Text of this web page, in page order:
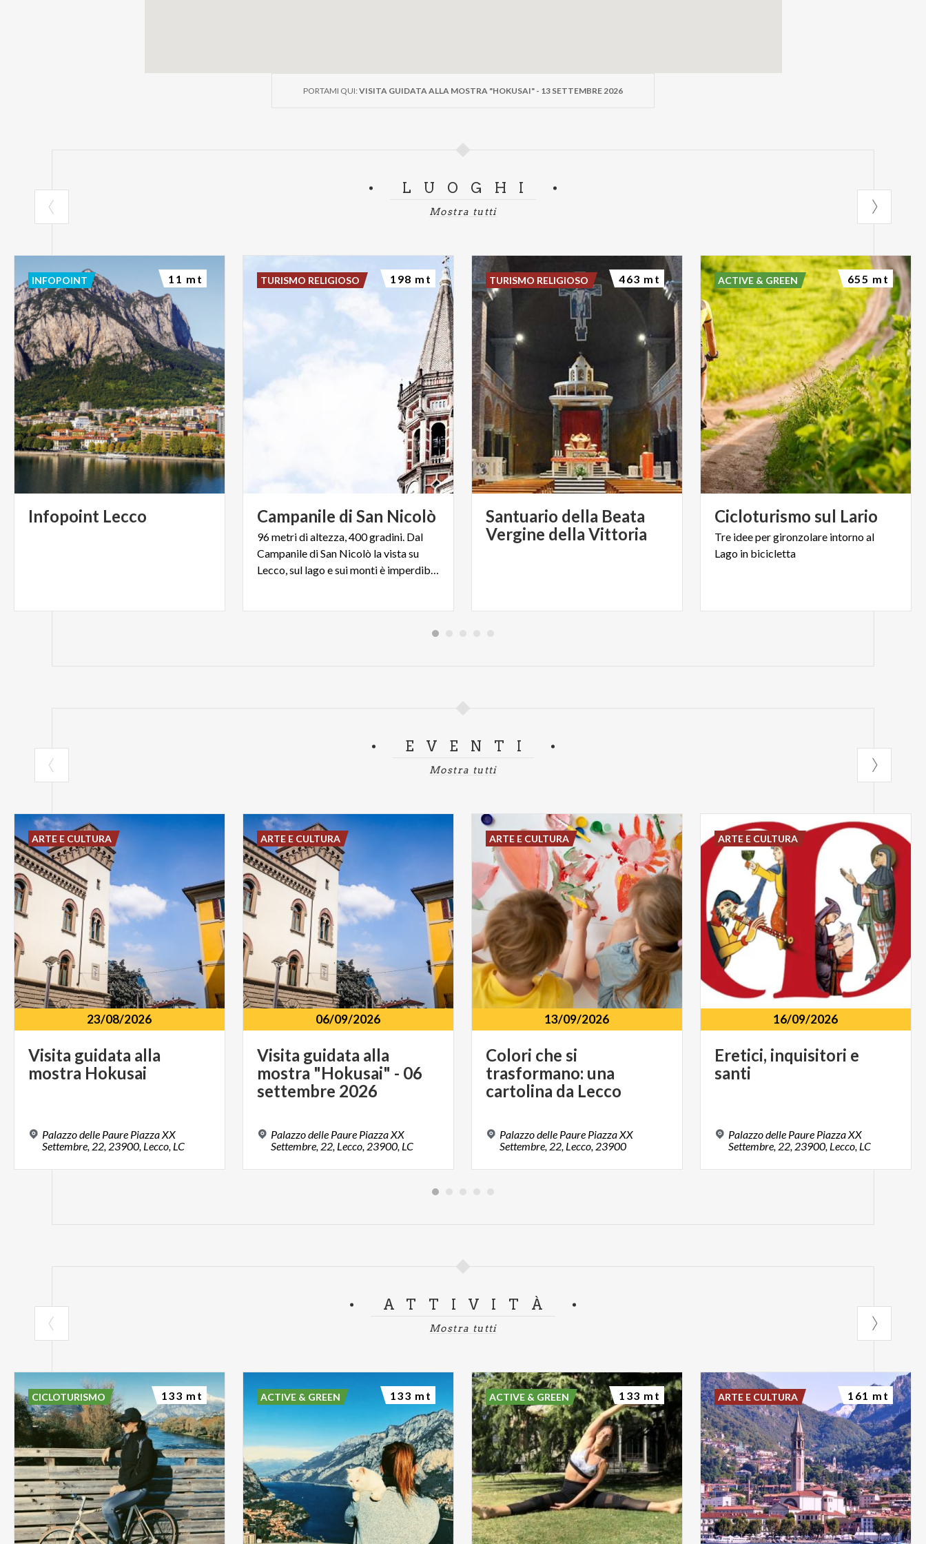
PORTAMI QUI: VISITA GUIDATA ALLA MOSTRA "HOKUSAI" - 13 SETTEMBRE 2026
LUOGHI
Mostra tutti
Infopoint Lecco
INFOPOINT 11 mt
Campanile di San Nicolò
96 metri di altezza, 400 gradini. Dal
Campanile di San Nicolò la vista su
Lecco, sul lago e sui monti è imperdibile
TURISMO RELIGIOSO 198 mt
Santuario della Beata
Vergine della Vittoria
TURISMO RELIGIOSO 463 mt
Cicloturismo sul Lario
Tre ideepergironzolare intornoal
Lago in bicicletta
ACTIVE & GREEN 655 mt
EVENTI
Mostra tutti
23/08/2026
Visita guidata alla
mostra Hokusai
Palazzo delle Paure Piazza XX
Settembre, 22, 23900, Lecco, LC
ARTE E CULTURA
06/09/2026
Visita guidata alla
mostra "Hokusai" - 06
settembre 2026
Palazzo delle Paure Piazza XX
Settembre, 22, Lecco, 23900, LC
ARTE E CULTURA
13/09/2026
Colori che si
trasformano: una
cartolina da Lecco
Palazzo delle Paure Piazza XX
Settembre, 22, Lecco, 23900
ARTE E CULTURA
16/09/2026
Eretici, inquisitori e
santi
Palazzo delle Paure Piazza XX
Settembre, 22, 23900, Lecco, LC
ARTE E CULTURA
ATTIVITÀ
Mostra tutti
CICLOTURISMO 133 mt ACTIVE & GREEN 133 mt ACTIVE & GREEN 133 mt ARTE E CULTURA 161 mt